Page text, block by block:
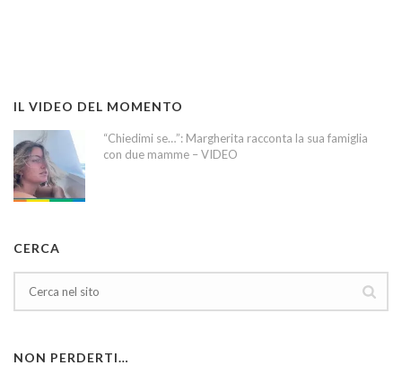
IL VIDEO DEL MOMENTO
“Chiedimi se…”: Margherita racconta la sua famiglia
con due mamme – VIDEO
CERCA
NON PERDERTI…